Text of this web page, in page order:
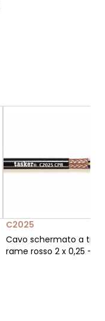
C2025
Cavo schermato a
rame rosso 2 x 0,25 -